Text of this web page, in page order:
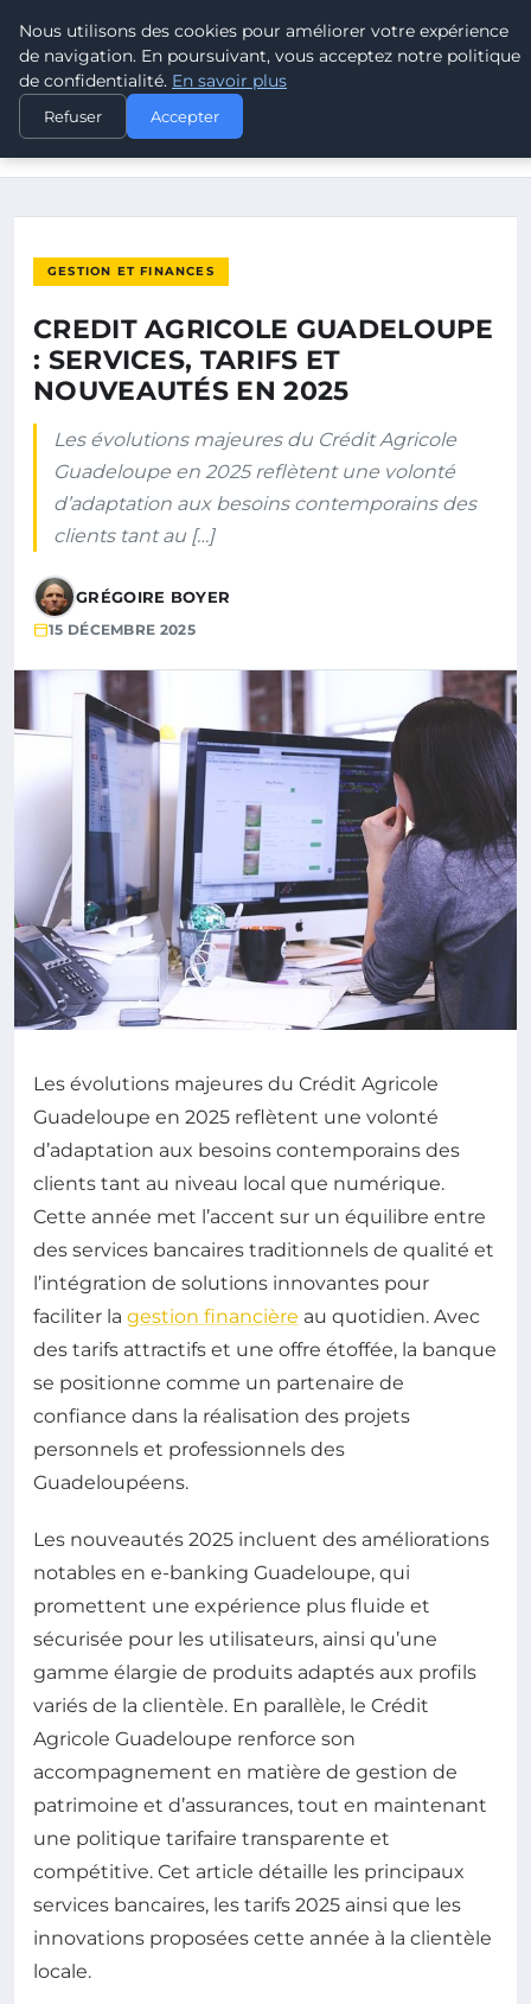
POUVOIR OUVRIER
ACCUEIL
CREDIT AGRICOLE GUADELOUPE : SERVICES, TARIFS ET
GESTION ET FINANCES
CREDIT AGRICOLE GUADELOUPE
: SERVICES, TARIFS ET
NOUVEAUTÉS EN 2025
Les évolutions majeures du Crédit Agricole
Guadeloupe en 2025 reflètent une volonté
d’adaptation aux besoins contemporains des
clients tant au […]
GRÉGOIRE BOYER
15 DÉCEMBRE 2025
Les évolutions majeures du Crédit Agricole
Guadeloupe en 2025 reflètent une volonté
d’adaptation aux besoins contemporains des
clients tant au niveau local que numérique.
Cette année met l’accent sur un équilibre entre
des services bancaires traditionnels de qualité et
l’intégration de solutions innovantes pour
faciliter la gestion financière au quotidien. Avec
des tarifs attractifs et une offre étoffée, la banque
se positionne comme un partenaire de
confiance dans la réalisation des projets
personnels et professionnels des
Guadeloupéens.
Les nouveautés 2025 incluent des améliorations
notables en e-banking Guadeloupe, qui
promettent une expérience plus fluide et
sécurisée pour les utilisateurs, ainsi qu’une
gamme élargie de produits adaptés aux profils
variés de la clientèle. En parallèle, le Crédit
Agricole Guadeloupe renforce son
accompagnement en matière de gestion de
patrimoine et d’assurances, tout en maintenant
une politique tarifaire transparente et
compétitive. Cet article détaille les principaux
services bancaires, les tarifs 2025 ainsi que les
innovations proposées cette année à la clientèle
locale.
Nous utilisons des cookies pour améliorer votre expérience
de navigation. En poursuivant, vous acceptez notre politique
de confidentialité. En savoir plus
Refuser Accepter